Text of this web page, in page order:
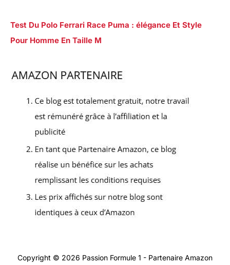
Test Du Polo Ferrari Race Puma : élégance Et Style
Pour Homme En Taille M
Copyright © 2026 Passion Formule 1 - Partenaire Amazon